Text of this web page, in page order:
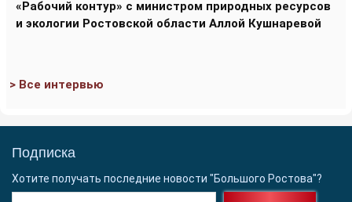
«Рабочий контур» с министром природных ресурсов
и экологии Ростовской области Аллой Кушнаревой
> Все интервью
Подписка
Хотите получать последние новости "Большого Ростова"?